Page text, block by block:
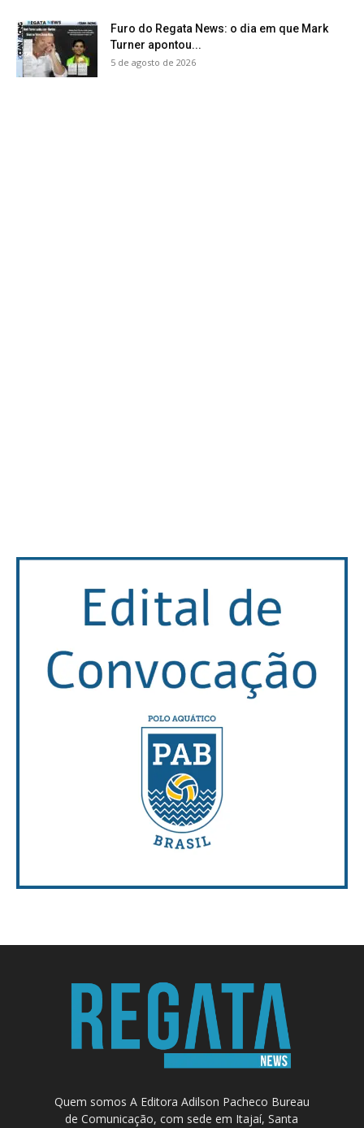
Furo do Regata News: o dia em que Mark
Turner apontou...
5 de agosto de 2026
Quem somos A Editora Adilson Pacheco Bureau
de Comunicação, com sede em Itajaí, Santa